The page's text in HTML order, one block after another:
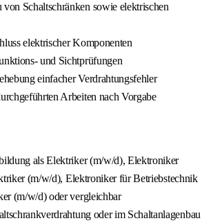
Schaltschränken sowie elektrischen
elektrischer Komponenten
und Sichtprüfungen
einfacher Verdrahtungsfehler
Arbeiten nach Vorgabe
als Elektriker (m/w/d), Elektroniker
(m/w/d), Elektroniker für Betriebstechnik
(m/w/d) oder vergleichbar
oder im Schaltanlagenbau